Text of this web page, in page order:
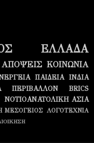
ΕΛΛΑΔΑ
ΑΠΟΨΕΙΣ ΚΟΙΝΩΝΙΑ
ΠΑΙΔΕΙΑ ΙΝΔΙΑ
ΠΕΡΙΒΑΛΛΟΝ
BRICS
ΝΟΤΙΟΑΝΑΤΟΛΙΚΗ ΑΣΙΑ
ΜΕΣΟΓΕΙΟΣ ΛΟΓΟΤΕΧΝΙΑ